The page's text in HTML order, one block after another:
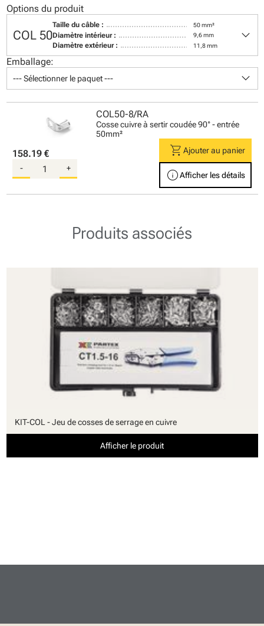
Options du produit
COL 50
Taille du câble : 50 mm²
Diamètre intérieur : 9,6 mm
Diamètre extérieur : 11,8 mm keyboard_arrow_down
Emballage:
--- Sélectionner le paquet --- keyboard_arrow_down
COL50-8/RA
Cosse cuivre à sertir coudée 90° - entrée
50mm²
158.19 €
- +
shopping_cart Ajouter au panier
infoAfficher les détails
Produits associés
KIT-COL - Jeu de cosses de serrage en cuivre
Afficher le produit